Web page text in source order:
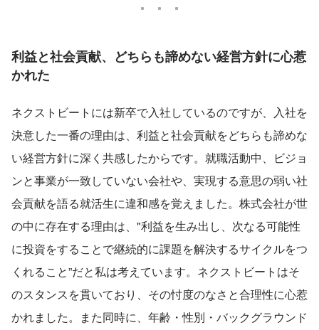
利益と社会貢献、どちらも諦めない経営方針に心惹
かれた
ネクストビートには新卒で入社しているのですが、入社を
決意した一番の理由は、利益と社会貢献をどちらも諦めな
い経営方針に深く共感したからです。就職活動中、ビジョ
ンと事業が一致していない会社や、実現する意思の弱い社
会貢献を語る就活生に違和感を覚えました。株式会社が世
の中に存在する理由は、"利益を生み出し、次なる可能性
に投資をすることで継続的に課題を解決するサイクルをつ
くれること”だと私は考えています。ネクストビートはそ
のスタンスを貫いており、その忖度のなさと合理性に心惹
かれました。また同時に、年齢・性別・バックグラウンド